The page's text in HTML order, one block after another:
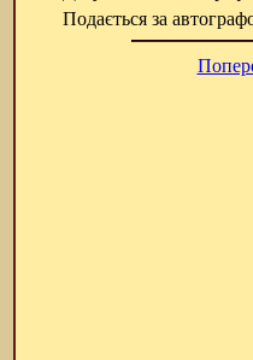
Подається за